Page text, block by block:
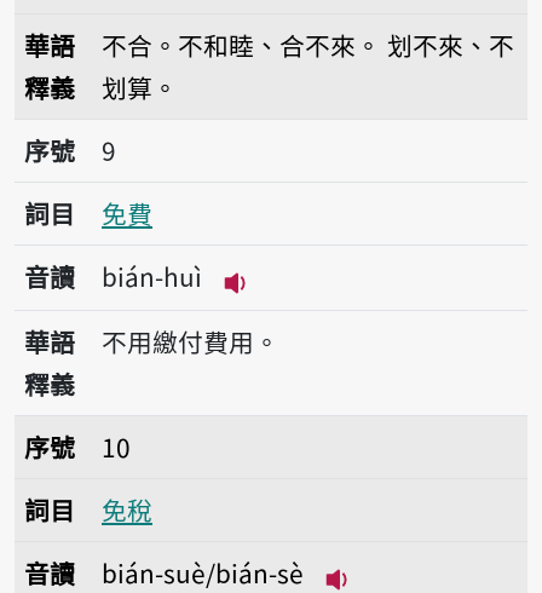
華語
釋義
不合。不和睦、合不來。 划不來、不
划算。
序號9免費
序號
9
詞目
免費
音讀
bián-huì
播放音讀bián-huì
華語
釋義
不用繳付費用。
序號10免稅
序號
10
詞目
免稅
音讀
bián-suè/bián-sè